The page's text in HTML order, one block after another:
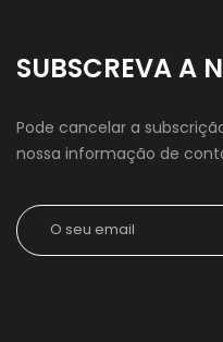
SUBSCREVA A
Pode cancelar a
nossa informação de